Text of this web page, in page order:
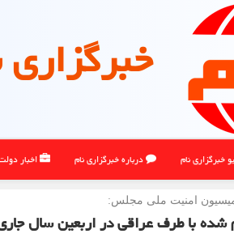
خبرگزاری
خبرگزاری نام درباره خبرگزاری نام اخبار
امنیت ملی مجلس:
شده با طرف عراقی در اربعین سال